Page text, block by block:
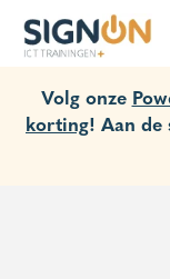
Volg onze
korting! Aan de